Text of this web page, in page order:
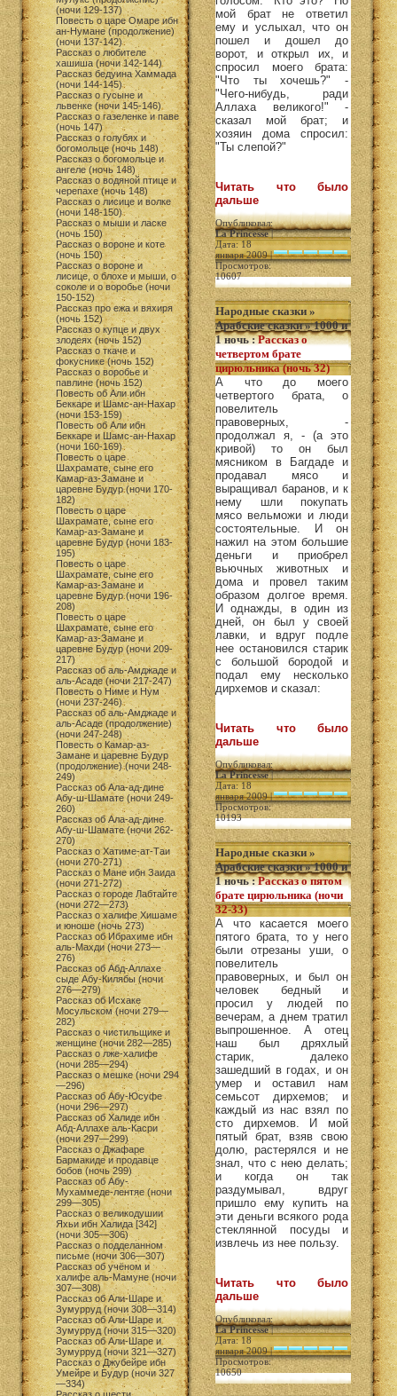
(ночи 129-137)
Повесть о царе Омаре ибн
ан-Нумане (продолжение)
(ночи 137-142)
Рассказ о любителе
хашиша (ночи 142-144)
Рассказ бедуина Хаммада
(ночи 144-145)
Рассказ о гусыне и
львенке (ночи 145-146)
Рассказ о газеленке и паве
(ночь 147)
Рассказ о голубях и
богомольце (ночь 148)
Рассказ о богомольце и
ангеле (ночь 148)
Рассказ о водяной птице и
черепахе (ночь 148)
Рассказ о лисице и волке
(ночи 148-150)
Рассказ о мыши и ласке
(ночь 150)
Рассказ о вороне и коте
(ночь 150)
Рассказ о вороне и
лисице, о блохе и мыши, о
соколе и о воробье (ночи
150-152)
Рассказ про ежа и вяхиря
(ночь 152)
Рассказ о купце и двух
злодеях (ночь 152)
Рассказ о ткаче и
фокуснике (ночь 152)
Рассказ о воробье и
павлине (ночь 152)
Повесть об Али ибн
Беккаре и Шамс-ан-Нахар
(ночи 153-159)
Повесть об Али ибн
Беккаре и Шамс-ан-Нахар
(ночи 160-169)
Повесть о царе
Шахрамате, сыне его
Камар-аз-Замане и
царевне Будур (ночи 170-
182)
Повесть о царе
Шахрамате, сыне его
Камар-аз-Замане и
царевне Будур (ночи 183-
195)
Повесть о царе
Шахрамате, сыне его
Камар-аз-Замане и
царевне Будур (ночи 196-
208)
Повесть о царе
Шахрамате, сыне его
Камар-аз-Замане и
царевне Будур (ночи 209-
217)
Рассказ об аль-Амджаде и
аль-Асаде (ночи 217-247)
Повесть о Ниме и Нум
(ночи 237-246)
Рассказ об аль-Амджаде и
аль-Асаде (продолжение)
(ночи 247-248)
Повесть о Камар-аз-
Замане и царевне Будур
(продолжение) (ночи 248-
249)
Рассказ об Ала-ад-дине
Абу-ш-Шамате (ночи 249-
260)
Рассказ об Ала-ад-дине
Абу-ш-Шамате (ночи 262-
270)
Рассказ о Хатиме-ат-Таи
(ночи 270-271)
Рассказ о Мане ибн Заида
(ночи 271-272)
Рассказ о городе Лабтайте
(ночи 272—273)
Рассказ о халифе Хишаме
и юноше (ночь 273)
Рассказ об Ибрахиме ибн
аль-Махди (ночи 273—
276)
Рассказ об Абд-Аллахе
сыде Абу-Килябы (ночи
276—279)
Рассказ об Исхаке
Мосульском (ночи 279—
282)
Рассказ о чистильщике и
женщине (ночи 282—285)
Рассказ о лже-халифе
(ночи 285—294)
Рассказ о мешке (ночи 294
—296)
Рассказ об Абу-Юсуфе
(ночи 296—297)
Рассказ об Халиде ибн
Абд-Аллахе аль-Касри
(ночи 297—299)
Рассказ о Джафаре
Бармакиде и продавце
бобов (ночь 299)
Рассказ об Абу-
Мухаммеде-лентяе (ночи
299—305)
Рассказ о великодушии
Яхьи ибн Халида [342]
(ночи 305—306)
Рассказ о подделанном
письме (ночи 306—307)
Рассказ об учёном и
халифе аль-Мамуне (ночи
307—308)
Рассказ об Али-Шаре и
Зумурруд (ночи 308—314)
Рассказ об Али-Шаре и
Зумурруд (ночи 315—320)
Рассказ об Али-Шаре и
Зумурруд (ночи 321—327)
Рассказ о Джубейре ибн
Умейре и Будур (ночи 327
—334)
мой брат не ответил
ему и услыхал, что он
пошел и дошел до
ворот, и открыл их, и
спросил моего брата:
"Что ты хочешь?" -
"Чего-нибудь, ради
Аллаха великого!" -
сказал мой брат; и
хозяин дома спросил:
"Ты слепой?"
Читать что было
дальше
Опубликовал:
La Princesse|
Дата: 18
января 2009 |
Просмотров:
10607
Народные сказки »
Арабские сказки»1000 и
1 ночь:Рассказ о
четвертом брате
цирюльника (ночь 32)
А что до моего
четвертого брата, о
повелитель
правоверных, -
продолжал я, - (а это
кривой) то он был
мясником в Багдаде и
продавал мясо и
выращивал баранов, и к
нему шли покупать
мясо вельможи и люди
состоятельные. И он
нажил на этом большие
деньги и приобрел
вьючных животных и
дома и провел таким
образом долгое время.
И однажды, в один из
дней, он был у своей
лавки, и вдруг подле
нее остановился старик
с большой бородой и
подал ему несколько
дирхемов и сказал:
Читать что было
дальше
Опубликовал:
La Princesse|
Дата: 18
января 2009 |
Просмотров:
10193
Народные сказки »
Арабские сказки»1000 и
1 ночь:Рассказ о пятом
брате цирюльника (ночи
32-33)
А что касается моего
пятого брата, то у него
были отрезаны уши, о
повелитель
правоверных, и был он
человек бедный и
просил у людей по
вечерам, а днем тратил
выпрошенное. А отец
наш был дряхлый
старик, далеко
зашедший в годах, и он
умер и оставил нам
семьсот дирхемов; и
каждый из нас взял по
сто дирхемов. И мой
пятый брат, взяв свою
долю, растерялся и не
знал, что с нею делать;
и когда он так
раздумывал, вдруг
пришло ему купить на
эти деньги всякого рода
стеклянной посуды и
извлечь из нее пользу.
Читать что было
дальше
Опубликовал:
La Princesse|
Дата: 18
января 2009 |
Просмотров:
10650